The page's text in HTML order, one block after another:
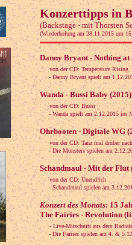
Konzerttipps in
(Backstage - mit Thorsten
(Wiederholung am 28.11.2015 um
Danny Bryant - Nothing at
von der CD: Temperature Rising
- Danny Bryant spielt am
Wanda - Bussi Baby (2015)
von der CD: Bussi
- Wanda spielt am 2.12.2015 im
Ohrbooten - Digitale WG
von der CD: Tanz mal drüber nach
- Die Monsters spielen am
Schandmaul - Mit der Flut
von der CD: Unendlich
- Schandmaul spielen am
Konzert des Monats:15
The Fairies - Revolution
- Live-Mitschnitt aus dem
- Die Fairies spielen am 4. &